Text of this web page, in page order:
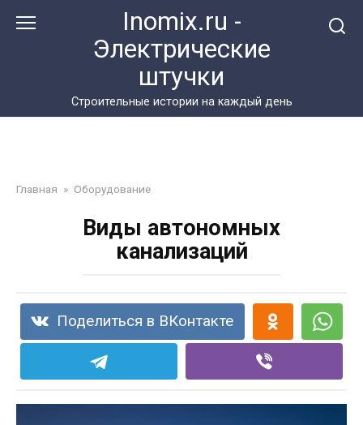
Inomix.ru -
Электрические
штучки
Cтроительные истории на каждый день
Главная » Оборудование
Виды автономных
канализаций
Поделиться в ВКонтакте